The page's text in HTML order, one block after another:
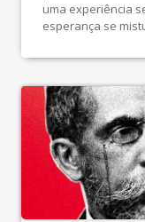
uma experiência
esperança se
é um mergulho
Guerra, […]